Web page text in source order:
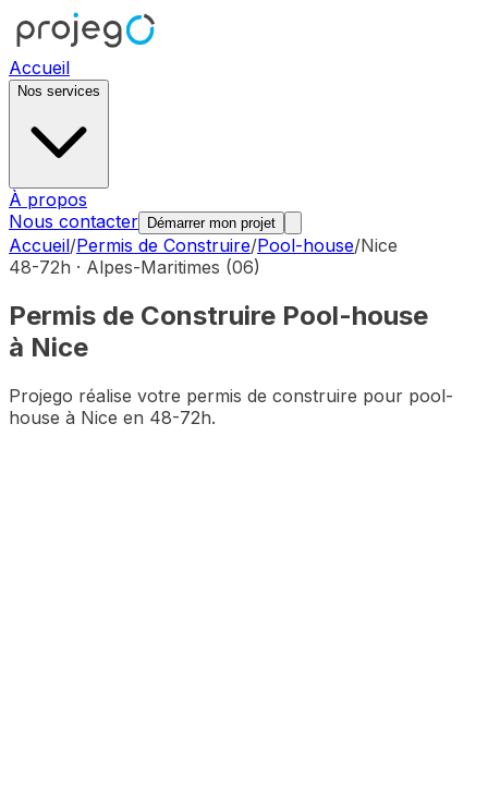
Accueil
Nos services
À propos
Nous contacter
Démarrer mon projet
Accueil/Permis de Construire/Pool-house/Nice
48-72h · Alpes-Maritimes (06)
Permis de Construire Pool-house
à Nice
Projego réalise votre permis de construire pour pool-
house à Nice en 48-72h.